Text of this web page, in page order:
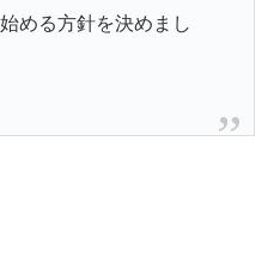
める方針を決めまし